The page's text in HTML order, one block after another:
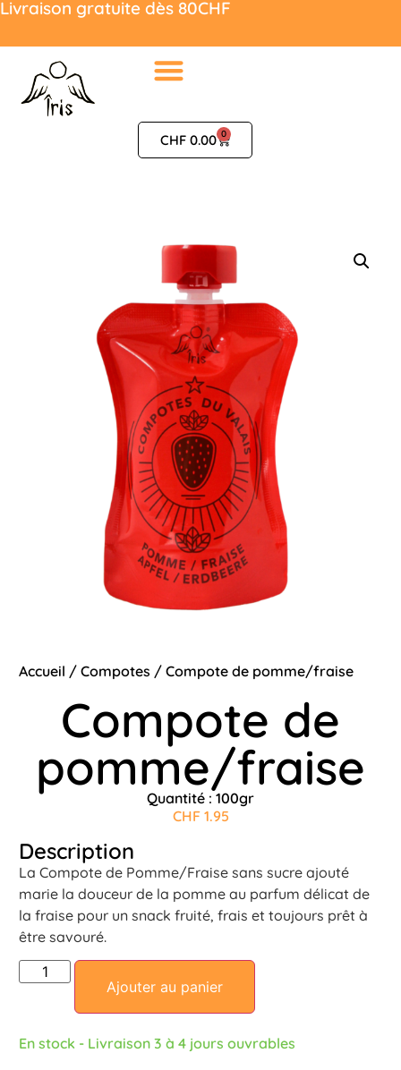
Livraison gratuite dès 80CHF
CHF0.00 0
Accueil /Compotes / Compote de pomme/fraise
Compote de
pomme/fraise
Quantité : 100gr
CHF1.95
Description
La Compote de Pomme/Fraise sans sucre ajouté
marie la douceur de la pomme au parfum délicat de
la fraise pour un snack fruité, frais et toujours prêt à
être savouré.
Ajouter au panier
En stock - Livraison 3 à 4 jours ouvrables